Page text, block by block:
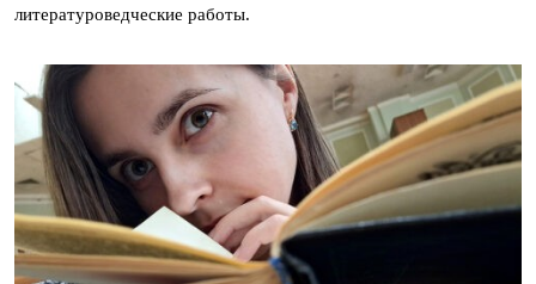
литературоведческие работы.